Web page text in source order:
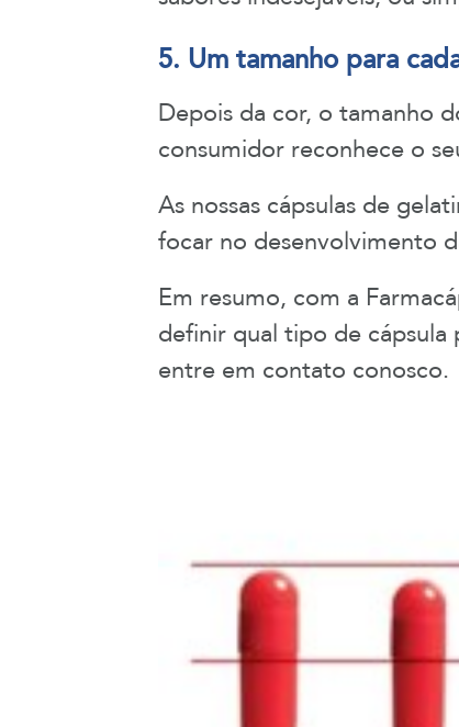
5. Um tamanho para
Depois da cor, o tamanho
consumidor reconhece o
As nossas cápsulas de
focar no desenvolvimento
Em resumo, com a
definir qual tipo de
entre em contato conosco.